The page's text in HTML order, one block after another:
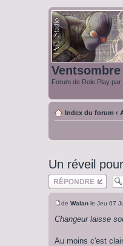
Ventsombre
Forum de Role Play
Index du forum ‹
Un réveil
Répondre
de Walan le Jeu 07
Changeur laisse
Au moins c'est clair